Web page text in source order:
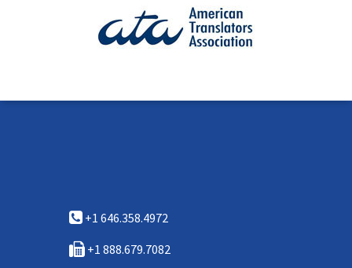
+1 646.358.4972
+1 888.679.7082